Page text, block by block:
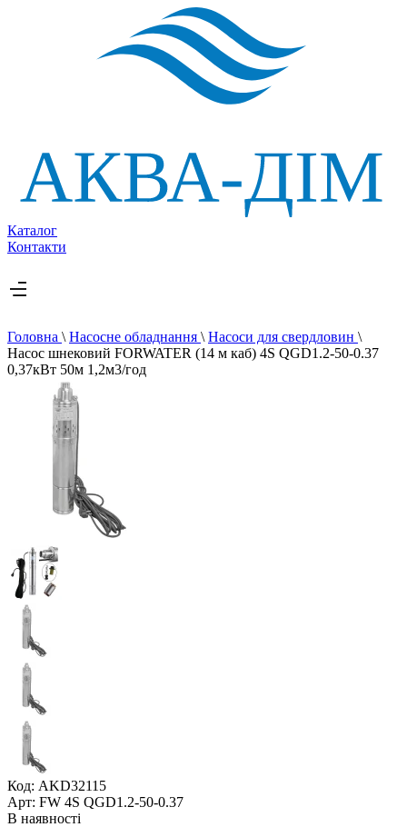
Каталог
Контакти
Головна \ Насосне обладнання \ Насоси для свердловин \
Насос шнековий FORWATER (14 м каб) 4S QGD1.2-50-0.37
0,37кВт 50м 1,2м3/год
Код: AKD32115
Арт: FW 4S QGD1.2-50-0.37
В наявності